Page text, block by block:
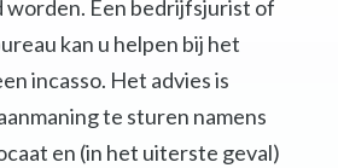
worden. Een bedrijfsjurist of
kan u helpen bij het
incasso. Het advies is
te sturen namens
en (in het uiterste geval)